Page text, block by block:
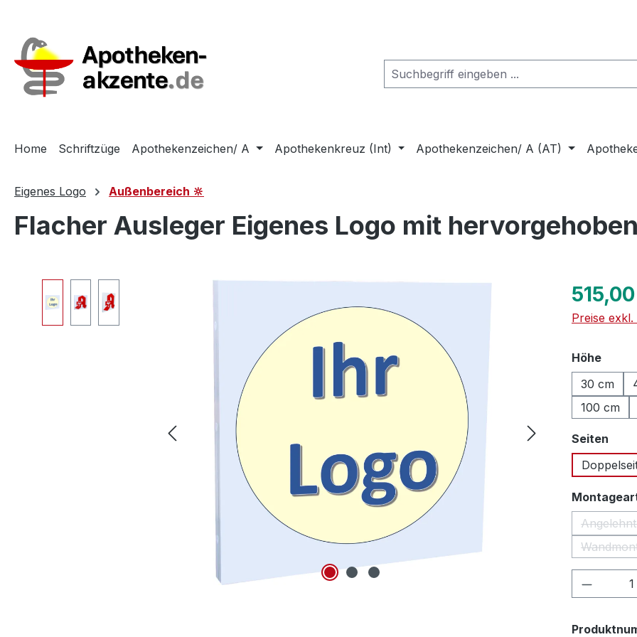
Home Schriftzüge Apothekenzeichen/ A Apothekenkreuz (Int) Apothekenzeichen/ A (AT)
Eigenes Logo Außenbereich 🔆
Flacher Ausleger Eigenes Logo mit
Regulärer
Preise
Höhe
30 cm
100 cm
Seiten